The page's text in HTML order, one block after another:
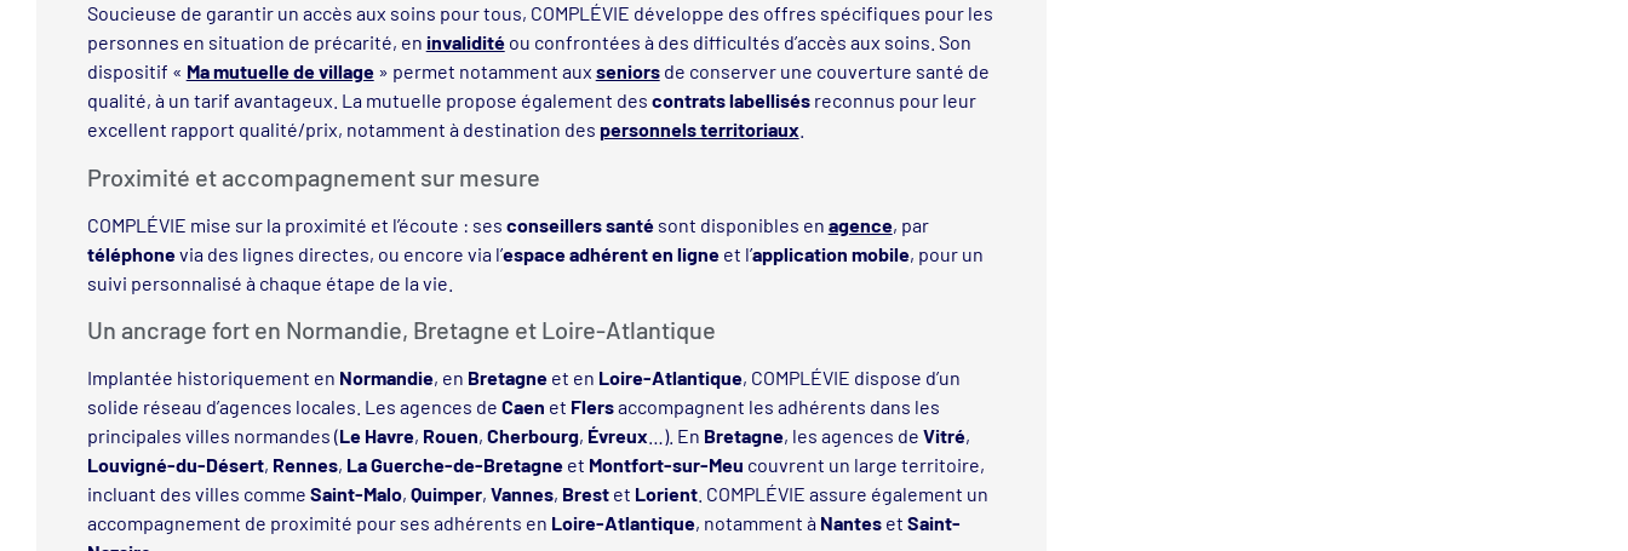
Soucieuse de garantir un accès aux soins pour tous, COMPLÉVIE développe des offres spécifiques pour les
personnes en situation de précarité, en invaliditéou confrontées à des difficultés d’accès aux soins. Son
dispositif « Ma mutuelle de village» permet notamment aux seniorsde conserver une couverture santé de
qualité, à un tarif avantageux. La mutuelle propose également des contrats labellisésreconnus pour leur
excellent rapport qualité/prix, notamment à destination des personnels territoriaux
Proximité et accompagnement sur mesure
COMPLÉVIE mise sur la proximité et l’écoute : ses conseillers santésont disponibles en agence, par
téléphonevia des lignes directes, ou encore via l’espace adhérent en ligneet l’application mobile, pour un
suivi personnalisé à chaque étape de la vie.
Un ancrage fort en Normandie, Bretagne et Loire-Atlantique
Implantée historiquement en Normandie, en Bretagneet en Loire-Atlantique, COMPLÉVIE dispose d’un
solide réseau d’agences locales. Les agences de Caen et Flersaccompagnent les adhérents dans les
principales villes normandes (Le Havre, Rouen, Cherbourg, Évreux …). En Bretagne, les agences de Vitré,
Louvigné-du-Désert, Rennes, La Guerche-de-Bretagneet Montfort-sur-Meu couvrent un large territoire,
incluant des villes comme Saint-Malo, Quimper, Vannes, Brestet Lorient. COMPLÉVIE assure également un
accompagnement de proximité pour ses adhérents en Loire-Atlantique, notamment à Nanteset Saint-